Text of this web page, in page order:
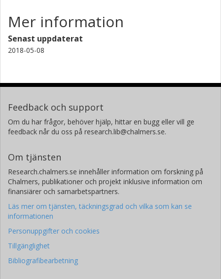
Mer information
Senast uppdaterat
2018-05-08
Feedback och support
Om du har frågor, behöver hjälp, hittar en bugg eller vill ge
feedback når du oss på research.lib@chalmers.se.
Om tjänsten
Research.chalmers.se innehåller information om forskning på
Chalmers, publikationer och projekt inklusive information om
finansiärer och samarbetspartners.
Läs mer om tjänsten, täckningsgrad och vilka som kan se
informationen
Personuppgifter och cookies
Tillgänglighet
Bibliografibearbetning